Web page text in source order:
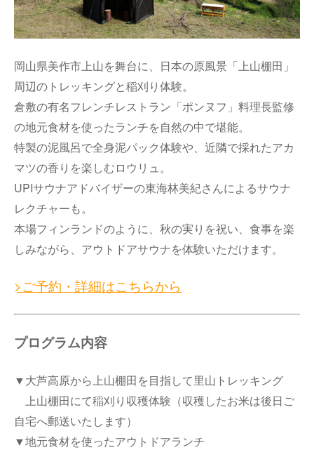
岡山県美作市上山を舞台に、日本の原風景「上山棚田」
周辺のトレッキングと稲刈り体験。
倉敷の有名フレンチレストラン「ポンヌフ」料理長監修
の地元食材を使ったランチを自然の中で堪能。
特製の泥風呂で全身泥パック体験や、近隣で採れたアカ
マツの香りを楽しむロウリュ。
UPIサウナアドバイザーの東海林美紀さんによるサウナ
レクチャーも。
本場フィンランドのように、秋の実りを祝い、食事を楽
しみながら、アウトドアサウナを体験いただけます。
>ご予約・詳細はこちらから
プログラム内容
▼大芦高原から上山棚田を目指して里山トレッキング
上山棚田にて稲刈り収穫体験（収穫したお米は後日ご
自宅へ郵送いたします）
▼地元食材を使ったアウトドアランチ